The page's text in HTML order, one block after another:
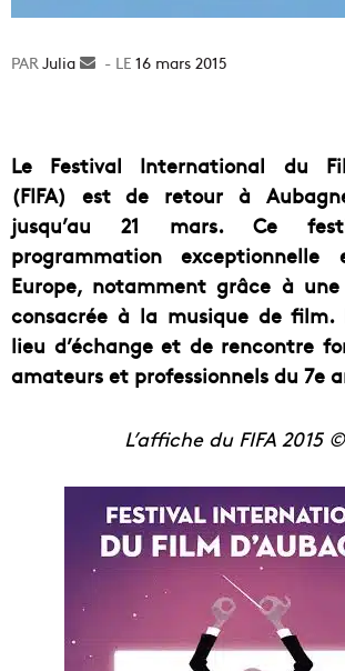
Julia
Envoyer16 mars 2015
Le Festival International du
(FIFA) est de retour à
jusqu’au 21 mars. Ce
programmation
Europe, notamment grâce à
consacrée à la musique de
lieu d’échange et de rencontre
amateurs et professionnels du 7e
L’affiche du FIFA 2015